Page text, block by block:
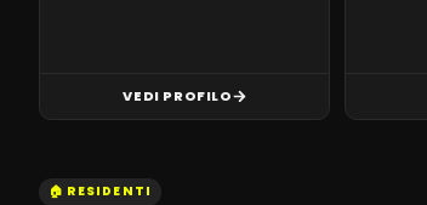
VEDI PROFILO
🏠 RESIDENTI